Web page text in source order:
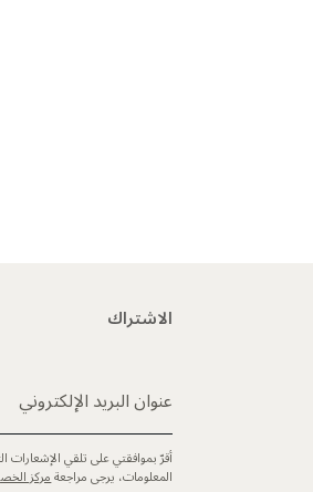
الاشتراك
عنوان البريد الإلكتروني
أقرّ بموافقتي على تلقي الإشعارات
المعلومات، يرجى مراجعةمركز